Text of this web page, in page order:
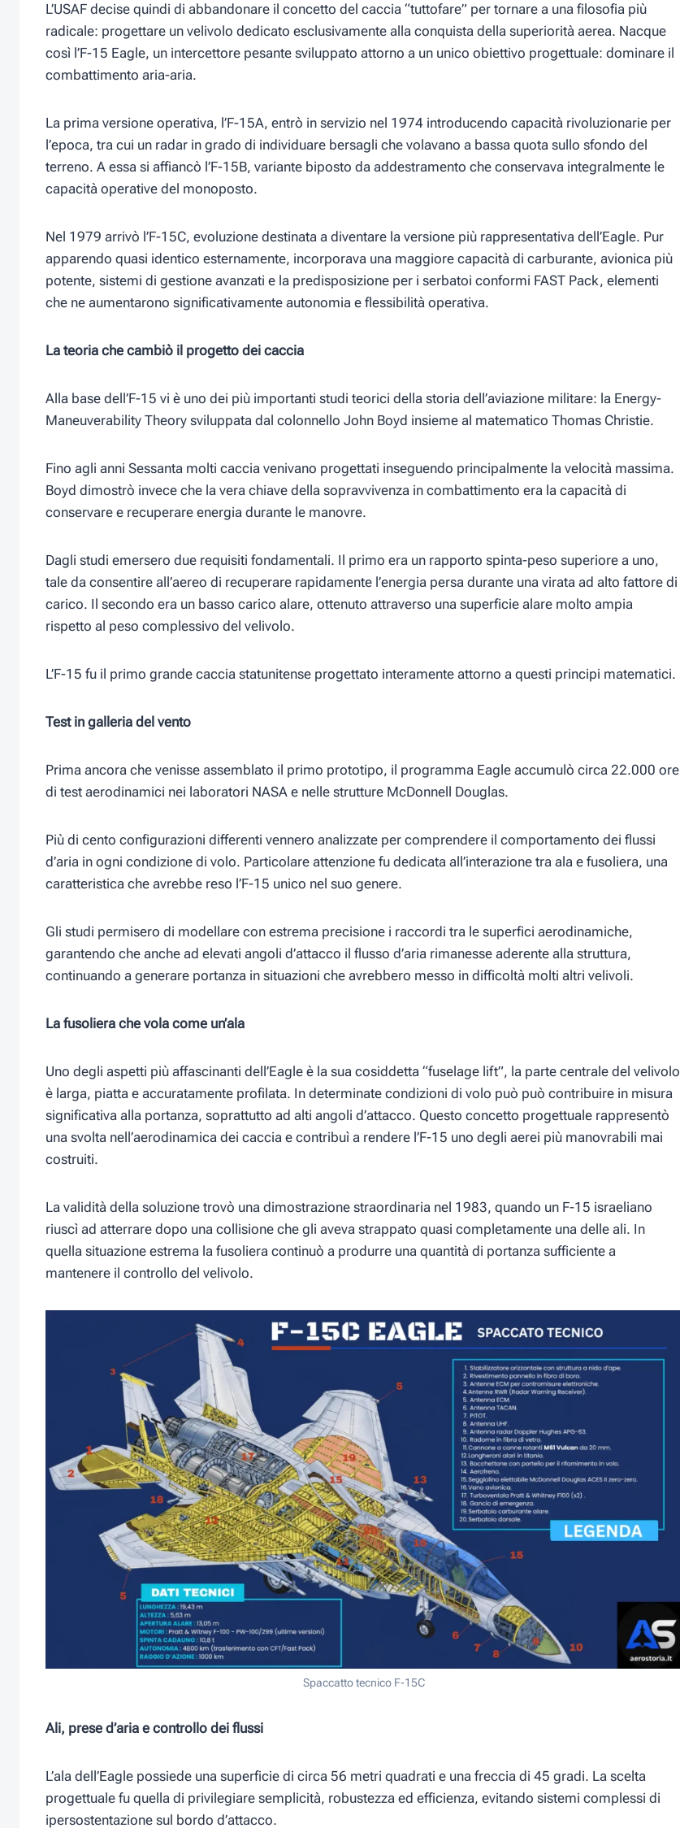
L’USAF decise quindi di abbandonare il concetto del caccia “tuttofare” per tornare a una filosofia più
radicale: progettare un velivolo dedicato esclusivamente alla conquista della superiorità aerea. Nacque
così l’F-15 Eagle, un intercettore pesante sviluppato attorno a un unico obiettivo progettuale: dominare il
combattimento aria-aria.
La prima versione operativa, l’F-15A, entrò in servizio nel 1974 introducendo capacità rivoluzionarie per
l’epoca, tra cui un radar in grado di individuare bersagli che volavano a bassa quota sullo sfondo del
terreno. A essa si affiancò l’F-15B, variante biposto da addestramento che conservava integralmente le
capacità operative del monoposto.
Nel 1979 arrivò l’F-15C, evoluzione destinata a diventare la versione più rappresentativa dell’Eagle. Pur
apparendo quasi identico esternamente, incorporava una maggiore capacità di carburante, avionica più
potente, sistemi di gestione avanzati e la predisposizione per i serbatoi conformi FAST Pack, elementi
che ne aumentarono significativamente autonomia e flessibilità operativa.
La teoria che cambiò il progetto dei caccia
Alla base dell’F-15 vi è uno dei più importanti studi teorici della storia dell’aviazione militare: la Energy-
Maneuverability Theory sviluppata dal colonnello John Boyd insieme al matematico Thomas Christie.
Fino agli anni Sessanta molti caccia venivano progettati inseguendo principalmente la velocità massima.
Boyd dimostrò invece che la vera chiave della sopravvivenza in combattimento era la capacità di
conservare e recuperare energia durante le manovre.
Dagli studi emersero due requisiti fondamentali. Il primo era un rapporto spinta-peso superiore a uno,
tale da consentire all’aereo di recuperare rapidamente l’energia persa durante una virata ad alto fattore di
carico. Il secondo era un basso carico alare, ottenuto attraverso una superficie alare molto ampia
rispetto al peso complessivo del velivolo.
L’F-15 fu il primo grande caccia statunitense progettato interamente attorno a questi principi matematici.
Test in galleria del vento
Prima ancora che venisse assemblato il primo prototipo, il programma Eagle accumulò circa 22.000 ore
di test aerodinamici nei laboratori NASA e nelle strutture McDonnell Douglas.
Più di cento configurazioni differenti vennero analizzate per comprendere il comportamento dei flussi
d’aria in ogni condizione di volo. Particolare attenzione fu dedicata all’interazione tra ala e fusoliera, una
caratteristica che avrebbe reso l’F-15 unico nel suo genere.
Gli studi permisero di modellare con estrema precisione i raccordi tra le superfici aerodinamiche,
garantendo che anche ad elevati angoli d’attacco il flusso d’aria rimanesse aderente alla struttura,
continuando a generare portanza in situazioni che avrebbero messo in difficoltà molti altri velivoli.
La fusoliera che vola come un’ala
Uno degli aspetti più affascinanti dell’Eagle è la sua cosiddetta “fuselage lift”, la parte centrale del velivolo
è larga, piatta e accuratamente profilata. In determinate condizioni di volo può può contribuire in misura
significativa alla portanza, soprattutto ad alti angoli d’attacco. Questo concetto progettuale rappresentò
una svolta nell’aerodinamica dei caccia e contribuì a rendere l’F-15 uno degli aerei più manovrabili mai
costruiti.
La validità della soluzione trovò una dimostrazione straordinaria nel 1983, quando un F-15 israeliano
riuscì ad atterrare dopo una collisione che gli aveva strappato quasi completamente una delle ali. In
quella situazione estrema la fusoliera continuò a produrre una quantità di portanza sufficiente a
mantenere il controllo del velivolo.
Spaccatto tecnico F-15C
Ali, prese d’aria e controllo dei flussi
L’ala dell’Eagle possiede una superficie di circa 56 metri quadrati e una freccia di 45 gradi. La scelta
progettuale fu quella di privilegiare semplicità, robustezza ed efficienza, evitando sistemi complessi di
ipersostentazione sul bordo d’attacco.